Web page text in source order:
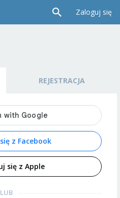
Zaloguj się
REJESTRACJA
z Facebook
się z Apple
LUB